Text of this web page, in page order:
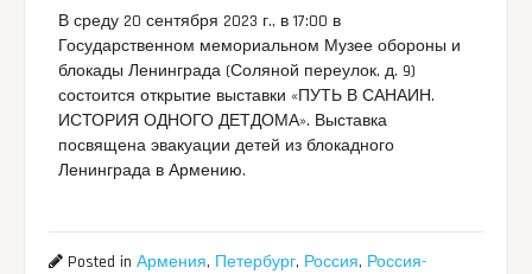
В среду 20 сентября 2023 г., в 17:00 в
Государственном мемориальном Музее обороны и
блокады Ленинграда (Соляной переулок, д. 9)
состоится открытие выставки «ПУТЬ В САНАИН.
ИСТОРИЯ ОДНОГО ДЕТДОМА». Выставка
посвящена эвакуации детей из блокадного
Ленинграда в Армению.
Posted inАрмения, Петербург, Россия, Россия-